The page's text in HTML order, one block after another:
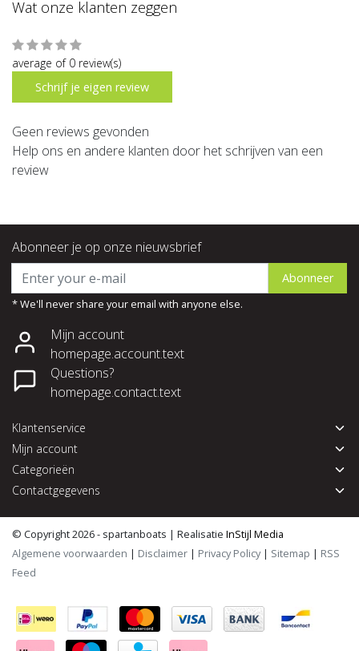
Wat onze klanten zeggen
average of 0 review(s)
Schrijf je eigen review
Geen reviews gevonden
Help ons en andere klanten door het schrijven van een
review
Abonneer je op onze nieuwsbrief
Abonneer
* We'll never share your email with anyone else.
Mijn account
homepage.account.text
Questions?
homepage.contact.text
Klantenservice
Mijn account
Categorieën
Contactgegevens
© Copyright 2026 - spartanboats | Realisatie InStijl Media
Algemene voorwaarden | Disclaimer | Privacy Policy| Sitemap | RSS
Feed